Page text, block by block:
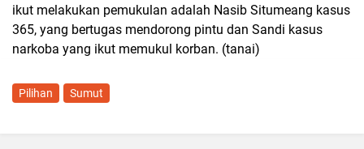
ikut melakukan pemukulan adalah Nasib Situmeang kasus
365, yang bertugas mendorong pintu dan Sandi kasus
narkoba yang ikut memukul korban. (tanai)
Pilihan Sumut